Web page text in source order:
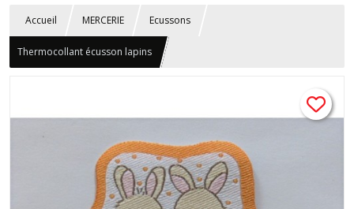
Accueil MERCERIE Ecussons
Thermocollant écusson lapins